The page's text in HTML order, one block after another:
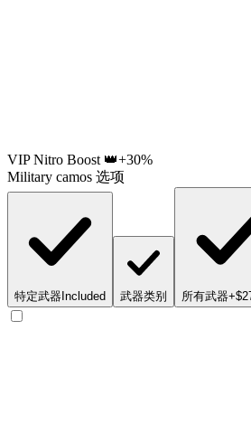
VIP Nitro Boost 👑+30%
Military camos 选项
特定武器 Included 武器类别 所有武器